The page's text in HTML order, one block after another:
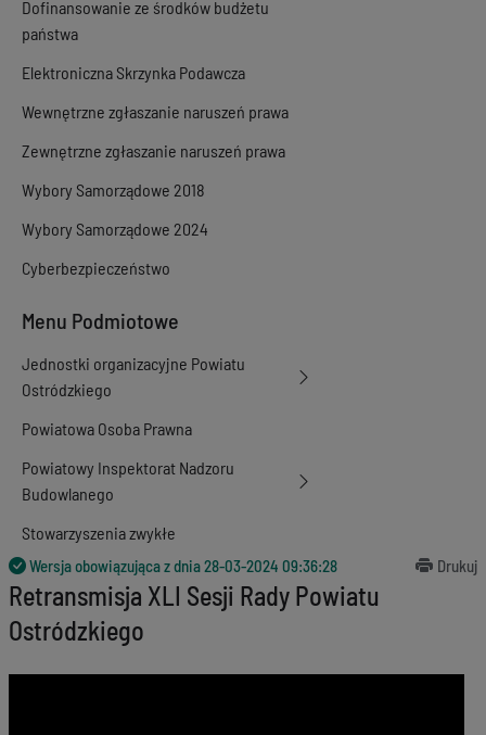
Dofinansowanie ze środków budżetu
państwa
Elektroniczna Skrzynka Podawcza
Wewnętrzne zgłaszanie naruszeń prawa
Zewnętrzne zgłaszanie naruszeń prawa
Wybory Samorządowe 2018
Wybory Samorządowe 2024
Cyberbezpieczeństwo
Menu Podmiotowe
Jednostki organizacyjne Powiatu
Ostródzkiego
Powiatowa Osoba Prawna
Powiatowy Inspektorat Nadzoru
Budowlanego
Stowarzyszenia zwykłe
Wersja obowiązująca z dnia28-03-2024 09:36:28 Drukuj
Retransmisja XLI Sesji Rady Powiatu
Ostródzkiego